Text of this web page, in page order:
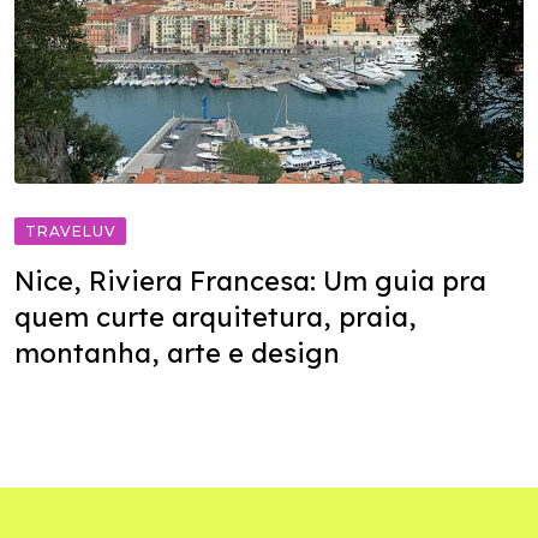
TRAVELUV
Nice, Riviera Francesa: Um guia pra
quem curte arquitetura, praia,
montanha, arte e design